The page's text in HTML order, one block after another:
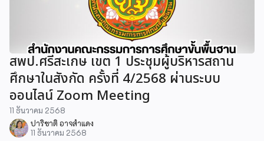
สพป.ศรีสะเกษ เขต 1 ประชุมผู้บริหารสถาน
ศึกษาในสังกัด ครั้งที่ 4/2568 ผ่านระบบ
ออนไลน์ Zoom Meeting
11 ธันวาคม 2568
ปาริชาติ อาจสำแดง
11 ธันวาคม 2568